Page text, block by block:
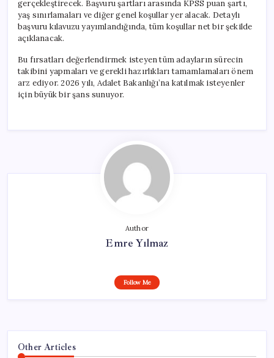
gerçekleştirecek. Başvuru şartları arasında KPSS puan şartı,
yaş sınırlamaları ve diğer genel koşullar yer alacak. Detaylı
başvuru kılavuzu yayımlandığında, tüm koşullar net bir şekilde
açıklanacak.
Bu fırsatları değerlendirmek isteyen tüm adayların sürecin
takibini yapmaları ve gerekli hazırlıkları tamamlamaları önem
arz ediyor. 2026 yılı, Adalet Bakanlığı’na katılmak isteyenler
için büyük bir şans sunuyor.
Author
Emre Yılmaz
Follow Me
Other Articles